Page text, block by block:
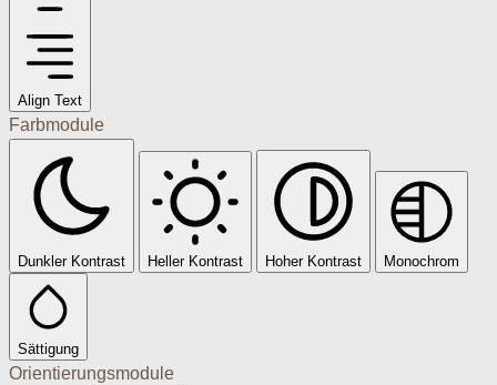
Align Text
Farbmodule
Dunkler Kontrast Heller Kontrast Hoher Kontrast Monochrom
Sättigung
Orientierungsmodule